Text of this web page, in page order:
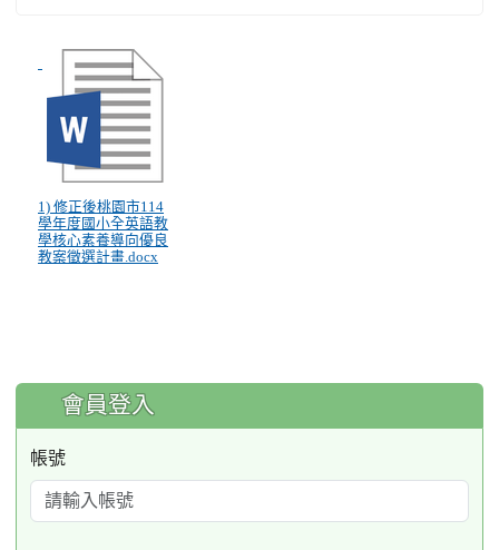
1) 修正後桃園市114
學年度國小全英語教
學核心素養導向優良
教案徵選計畫.docx
:::
會員登入
帳號